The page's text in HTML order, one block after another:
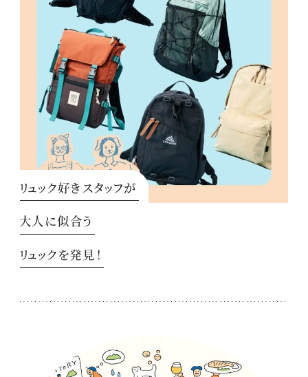
リュック好きスタッフが
大人に似合う
リュックを発見！